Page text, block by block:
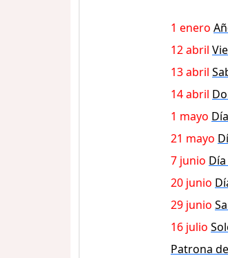
1 enero
12 abril
13 abril
14 abril
1 mayo
21 mayo
7 junio
20 junio
29 junio
16 julio
Patrona